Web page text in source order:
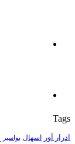
Tags
ادرار آور اسهال بواسیر